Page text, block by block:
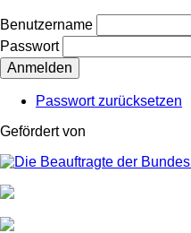
Benutzername
Passwort
Passwort zurücksetzen
Gefördert von